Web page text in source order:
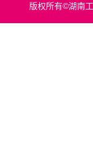
版权所有©湖南